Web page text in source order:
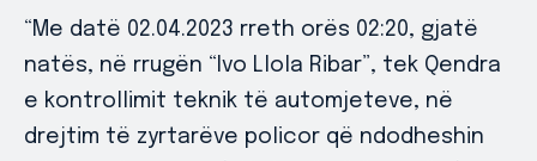
“Me datë 02.04.2023 rreth orës 02:20, gjatë
natës, në rrugën “Ivo Llola Ribar”, tek Qendra
e kontrollimit teknik të automjeteve, në
drejtim të zyrtarëve policor që ndodheshin